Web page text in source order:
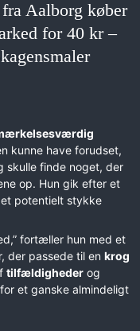
Aalborg køber
for 40 kr –
kunne have forudset,
skulle finde noget, der
op. Hun gik efter et
potentielt stykke
fortæller hun med et
der passede til en krog
tilfældigheder og
et ganske almindeligt